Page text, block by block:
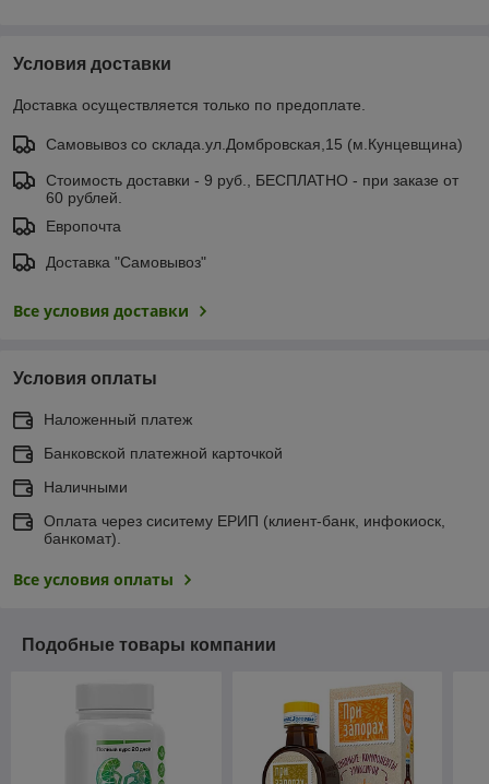
Условия доставки
Доставка осуществляется только по предоплате.
Самовывоз со склада.ул.Домбровская,15 (м.Кунцевщина)
Стоимость доставки - 9 руб., БЕСПЛАТНО - при заказе от
60 рублей.
Европочта
Доставка "Самовывоз"
Все условия доставки
Условия оплаты
Наложенный платеж
Банковской платежной карточкой
Наличными
Оплата через сиситему ЕРИП (клиент-банк, инфокиоск,
банкомат).
Все условия оплаты
Подобные товары компании